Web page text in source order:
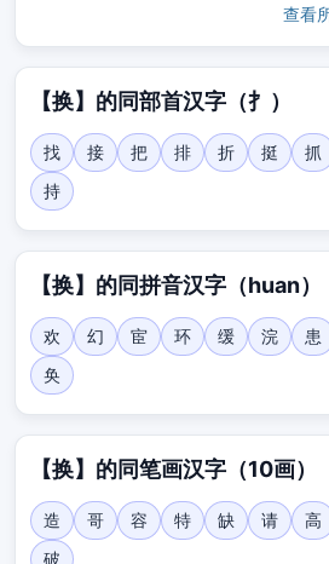
查看
【换】的同部首汉字（扌）
找 接 把 排 折 挺 抓
持
【换】的同拼音汉字（huan）
欢 幻 宦 环 缓 浣 患
奂
【换】的同笔画汉字（10画）
造 哥 容 特 缺 请 高
破